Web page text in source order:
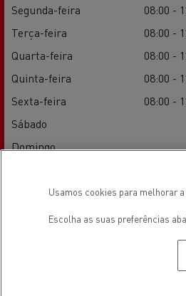
Segunda-feira
08:00 -
Terça-feira
08:00 -
Quarta-feira
08:00 -
Quinta-feira
08:00 -
Sexta-feira
08:00 -
Sábado
Domingo
Serviço
08:00 -
Usamos cookies para melhorar
Escolha as suas preferências